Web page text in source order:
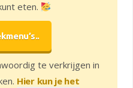
eten.
te verkrijgen in
Hier kun je het